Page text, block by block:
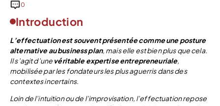
0
Introduction
L’effectuation estsouvent présentée comme une posture
alternative au business plan, mais elle est bien plus que cela.
Il s’agit d’une véritable expertise entrepreneuriale,
mobilisée par les fondateurs les plus aguerris dans des
contextes incertains.
Loin de l’intuition ou de l’improvisation, l’effectuation repose